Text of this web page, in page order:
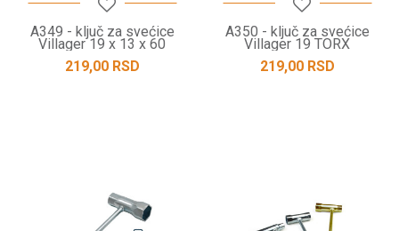
A349 - ključ za svećice
Villager 19 x 13 x 60
219,00 RSD
A350 - ključ za svećice
Villager 19 TORX
219,00 RSD